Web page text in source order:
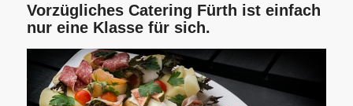
Vorzügliches Catering Fürth ist einfach
nur eine Klasse für sich.